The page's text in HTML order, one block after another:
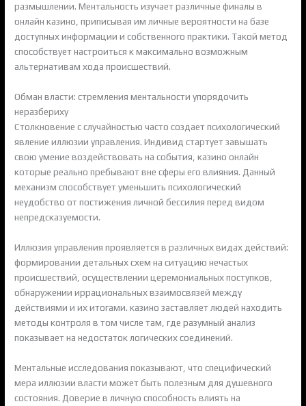
размышлении. Ментальность изучает различные финалы в
онлайн казино, приписывая им личные вероятности на базе
доступных информации и собственного практики. Такой метод
способствует настроиться к максимально возможным
альтернативам хода происшествий.
Обман власти: стремления ментальности упорядочить
неразбериху
Столкновение с случайностью часто создает психологический
явление иллюзии управления. Индивид стартует завышать
свою умение воздействовать на события, казино онлайн
которые реально пребывают вне сферы его влияния. Данный
механизм способствует уменьшить психологический
неудобство от постижения личной бессилия перед видом
непредсказуемости.
Иллюзия управления проявляется в различных видах действий:
формировании детальных схем на ситуацию нечастых
происшествий, осуществлении церемониальных поступков,
обнаружении иррациональных взаимосвязей между
действиями и их итогами. казино заставляет людей находить
методы контроля в том числе там, где разумный анализ
показывает на недостаток логических соединений.
Ментальные исследования показывают, что специфический
мера иллюзии власти может быть полезным для душевного
состояния. Доверие в личную способность влиять на